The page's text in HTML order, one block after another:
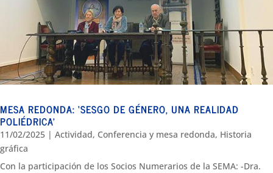
MESA REDONDA: ‘SESGO DE GÉNERO, UNA REALIDAD
POLIÉDRICA’
11/02/2025 | Actividad, Conferencia y mesa redonda, Historia
gráfica
Con la participación de los Socios Numerarios de la SEMA: -Dra.